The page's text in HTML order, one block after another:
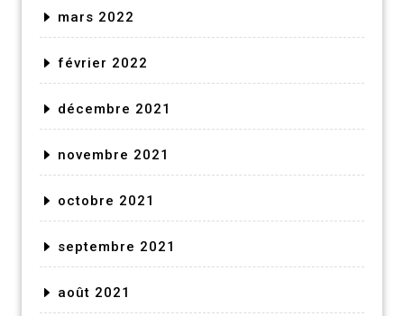
mars 2022
février 2022
décembre 2021
novembre 2021
octobre 2021
septembre 2021
août 2021